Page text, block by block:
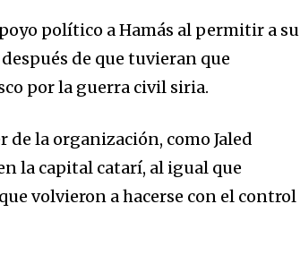
político a Hamás al permitir a
de que tuvieran que
por la guerra civil siria.
la organización, como Jaled
la capital catarí, al igual que
volvieron a hacerse con el control